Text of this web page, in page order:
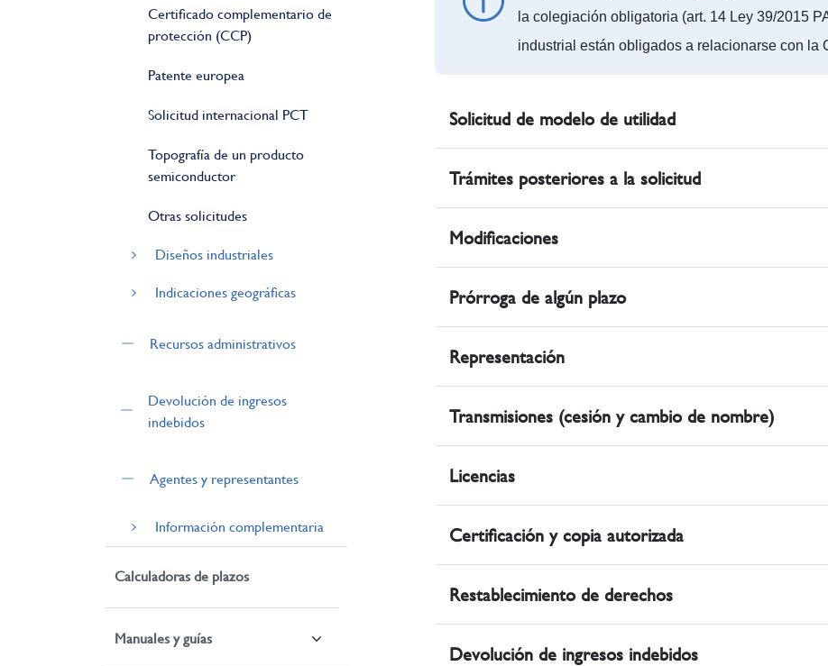
Certificado complementario de
protección (CCP)
Patente europea
Solicitud internacional PCT
Topografía de un producto
semiconductor
Otras solicitudes
Diseños industriales
Indicaciones geográficas
Recursos administrativos
Devolución de ingresos
indebidos
Agentes y representantes
Información complementaria
Calculadoras de plazos
Manuales y guías
la colegiación obligatoria (art. 14 Ley 39/2015
industrial están obligados a relacionarse con la
Solicitud de modelo de utilidad
Trámites posteriores a la solicitud
Modificaciones
Prórroga de algún plazo
Representación
Transmisiones (cesión y cambio de nombre)
Licencias
Certificación y copia autorizada
Restablecimiento de derechos
Devolución de ingresos indebidos